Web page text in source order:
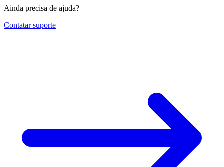
Ainda precisa de ajuda?
Contatar suporte